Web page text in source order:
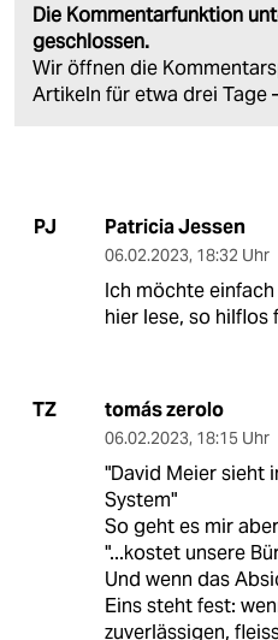
Die Kommentarfunktion
geschlossen.
Wir öffnen die
Artikeln für etwa drei Tage
PJ Patricia Jessen
06.02.2023, 18:32 Uhr
Ich möchte
hier lese, so hilflos
TZ tomás zerolo
06.02.2023, 18:15 Uhr
"David Meier sieht
System"
So geht es mir
"...kostet unsere
Und wenn das
Eins steht fest:
zuverlässigen,